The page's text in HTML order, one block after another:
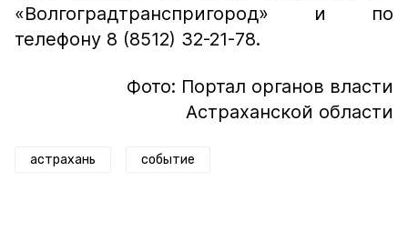
«Волгоградтранспригород» и по
телефону 8 (8512) 32-21-78.
Фото: Портал органов власти
Астраханской области
астрахань событие